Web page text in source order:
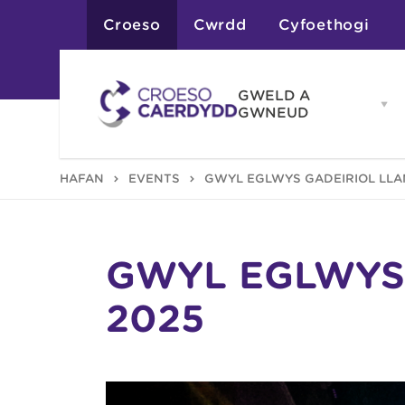
Croeso Cwrdd Cyfoethogi
GWELD A
GWNEUD
Atyniadau
HAFAN EVENTS GŴYL EGLWYS GADEIRIOL
GŴYL
2025